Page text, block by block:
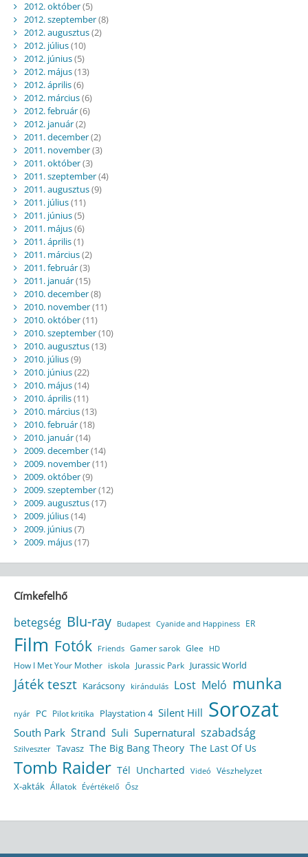
2012. október(5)
2012. szeptember(8)
2012. augusztus(2)
2012. július(10)
2012. június(5)
2012. május(13)
2012. április(6)
2012. március(6)
2012. február(6)
2012. január(2)
2011. december(2)
2011. november(3)
2011. október(3)
2011. szeptember(4)
2011. augusztus(9)
2011. július(11)
2011. június(5)
2011. május(6)
2011. április(1)
2011. március(2)
2011. február(3)
2011. január(15)
2010. december(8)
2010. november(11)
2010. október(11)
2010. szeptember(10)
2010. augusztus(13)
2010. július(9)
2010. június(22)
2010. május(14)
2010. április(11)
2010. március(13)
2010. február(18)
2010. január(14)
2009. december(14)
2009. november(11)
2009. október(9)
2009. szeptember(12)
2009. augusztus(17)
2009. július(14)
2009. június(7)
2009. május(17)
Címkefelhő
betegség Blu-ray Budapest Cyanide and Happiness ER
Film Fotók Friends Gamer sarok Glee HD
How I Met Your Mother iskola Jurassic Park Jurassic World
Játék teszt Karácsony kirándulás Lost Meló munka
nyár PC Pilot kritika Playstation 4 Silent Hill Sorozat
South Park Strand Suli Supernatural szabadság
Szilveszter Tavasz The Big Bang Theory The Last Of Us
Tomb Raider Tél Uncharted Videó Vészhelyzet
X-akták Állatok Évértékelő Ősz